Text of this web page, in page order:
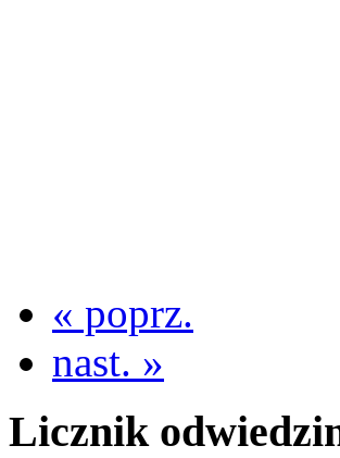
« poprz.
nast. »
Licznik